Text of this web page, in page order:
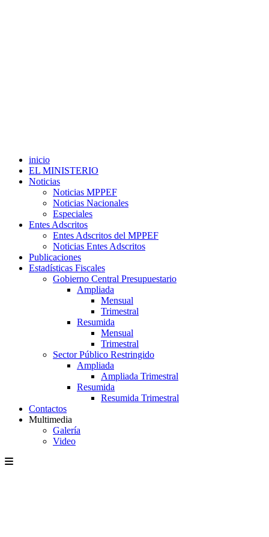
inicio
EL MINISTERIO
Noticias
Noticias MPPEF
Noticias Nacionales
Especiales
Entes Adscritos
Entes Adscritos del MPPEF
Noticias Entes Adscritos
Publicaciones
Estadísticas Fiscales
Gobierno Central Presupuestario
Ampliada
Mensual
Trimestral
Resumida
Mensual
Trimestral
Sector Público Restringido
Ampliada
Ampliada Trimestral
Resumida
Resumida Trimestral
Contactos
Multimedia
Galería
Video